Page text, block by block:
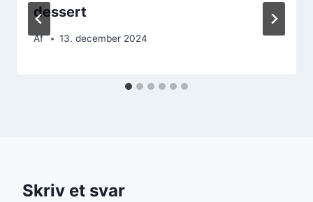
dessert
Af 13. december 2024
Skriv et svar